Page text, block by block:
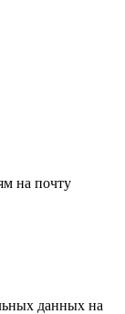
на почту
данных на